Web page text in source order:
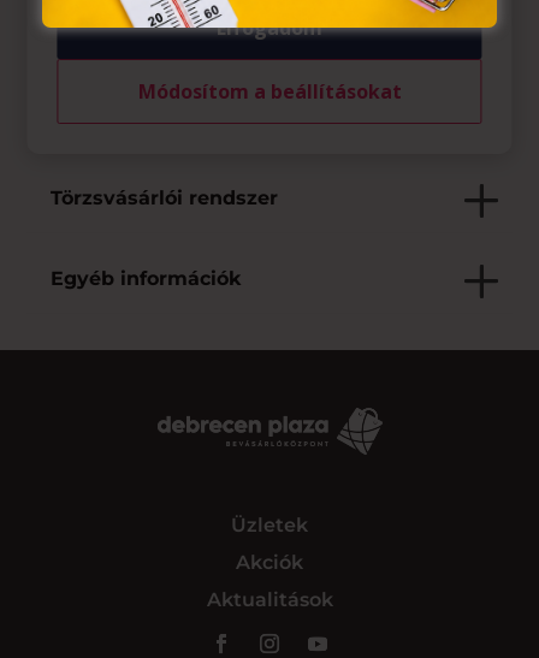
Elfogadott fizetési eszközök
Saját szolgáltatások
Törzsvásárlói rendszer
Egyéb információk
Üzletek
Akciók
Aktualitások
Elfogadom
Módosítom a beállításokat